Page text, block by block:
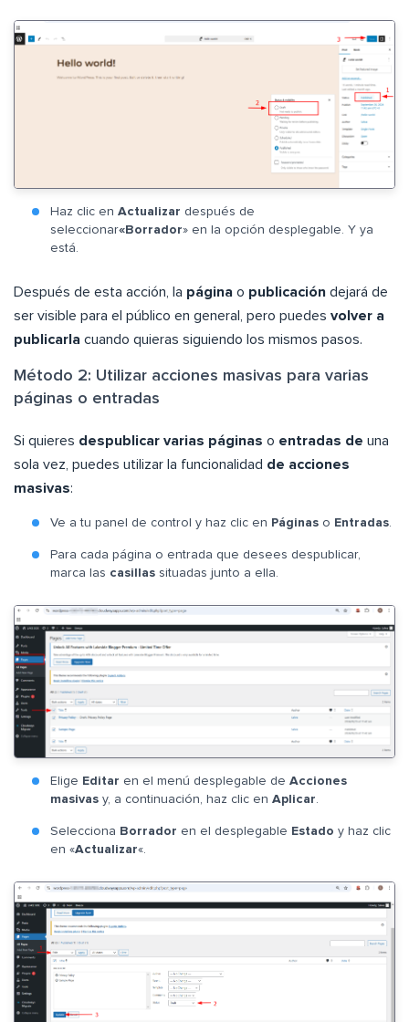
Haz clic en Actualizar después de
seleccionar«Borrador» en la opción desplegable. Y ya
está.
Después de esta acción, la página o publicación dejará de
ser visible para el público en general, pero puedes volver a
publicarla cuando quieras siguiendo los mismos pasos.
Método 2: Utilizar acciones masivas para varias
páginas o entradas
Si quieres despublicar varias páginas o entradas de una
sola vez, puedes utilizar la funcionalidad de acciones
masivas:
Ve a tu panel de control y haz clic en Páginas o Entradas
Para cada página o entrada que desees despublicar,
marca las casillas situadas junto a ella.
Elige Editar en el menú desplegable de Acciones
masivas y, a continuación, haz clic en Aplicar
Selecciona Borrador en el desplegable Estado y haz clic
en «Actualizar«.